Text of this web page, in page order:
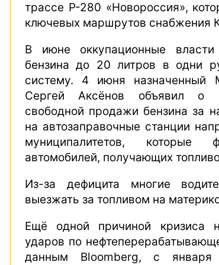
трассе Р-280 «Новороссия»,
ключевых маршрутов снабжения
В июне оккупационные
бензина до 20 литров в одни
систему. 4 июня назначенный
Сергей Аксёнов объявил о
свободной продажи бензина за
на автозаправочные станции
муниципалитетов, которые
автомобилей, получающих
Из-за дефицита многие
выезжать за топливом на
Ещё одной причиной кризиса
ударов по
данным Bloomberg, с